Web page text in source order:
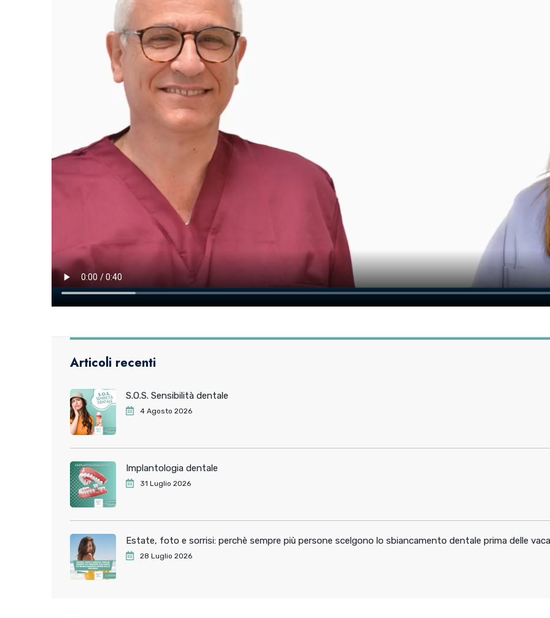
Articoli recenti
S.O.S. Sensibilità dentale
4 Agosto 2026
Implantologia dentale
31 Luglio 2026
Estate, foto e sorrisi: perchè sempre più persone scelgono lo sbiancamento dentale prima delle
28 Luglio 2026